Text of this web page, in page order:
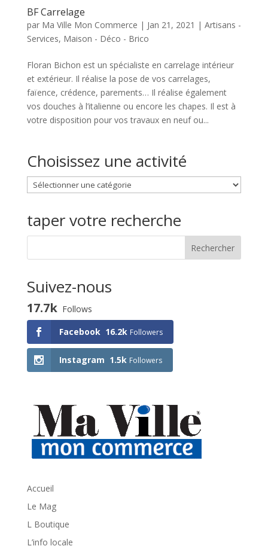
BF Carrelage
par Ma Ville Mon Commerce | Jan 21, 2021 | Artisans -
Services, Maison - Déco - Brico
Floran Bichon est un spécialiste en carrelage intérieur
et extérieur. Il réalise la pose de vos carrelages,
faïence, crédence, parements… Il réalise également
vos douches à l’italienne ou encore les chapes. Il est à
votre disposition pour vos travaux en neuf ou...
Choisissez une activité
Choisissez
une
taper votre recherche
Suivez-nous
17.7k Follows
Facebook 16.2k Followers
Instagram 1.5k Followers
Accueil
Le Mag
L Boutique
L’info locale